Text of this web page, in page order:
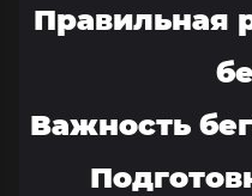
Правильная
Важность